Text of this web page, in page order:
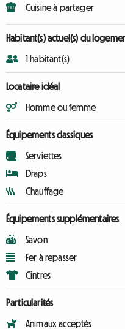
Cuisine à partager
Habitant(s) actuel(s) du
1 habitant(s)
Locataire idéal
Homme ou femme
Équipements classiques
Serviettes
Draps
Chauffage
Équipements supplémentaires
Savon
Fer à repasser
Cintres
Particularités
Animaux acceptés